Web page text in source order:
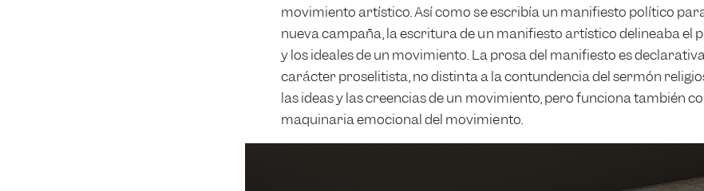
movimiento artístico. Así como se escribía un manifiesto político
nueva campaña, la escritura de un manifiesto artístico delineaba el
y los ideales de un movimiento. La prosa del manifiesto es
carácter proselitista, no distinta a la contundencia del sermón
las ideas y las creencias de un movimiento, pero funciona también
maquinaria emocional del movimiento.